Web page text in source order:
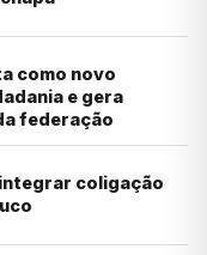
como novo
e gera
federação
coligação